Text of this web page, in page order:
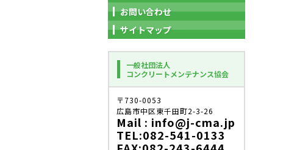
お問い合わせ
サイトマップ
一般社団法人
コンクリートメンテナンス協会
〒730-0053
広島市中区東千田町2-3-26
Mail : info@j-cma.jp
TEL:082-541-0133